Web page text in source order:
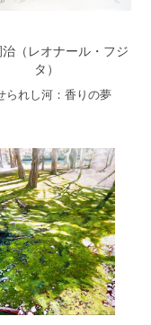
（レオナール・フジ
タ）
られし河：香りの夢